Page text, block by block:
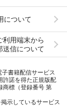
について
利用端末から
送信について
書籍配信サービス
許諾を得た正規版配
商標（登録番号 第
示しているサービス